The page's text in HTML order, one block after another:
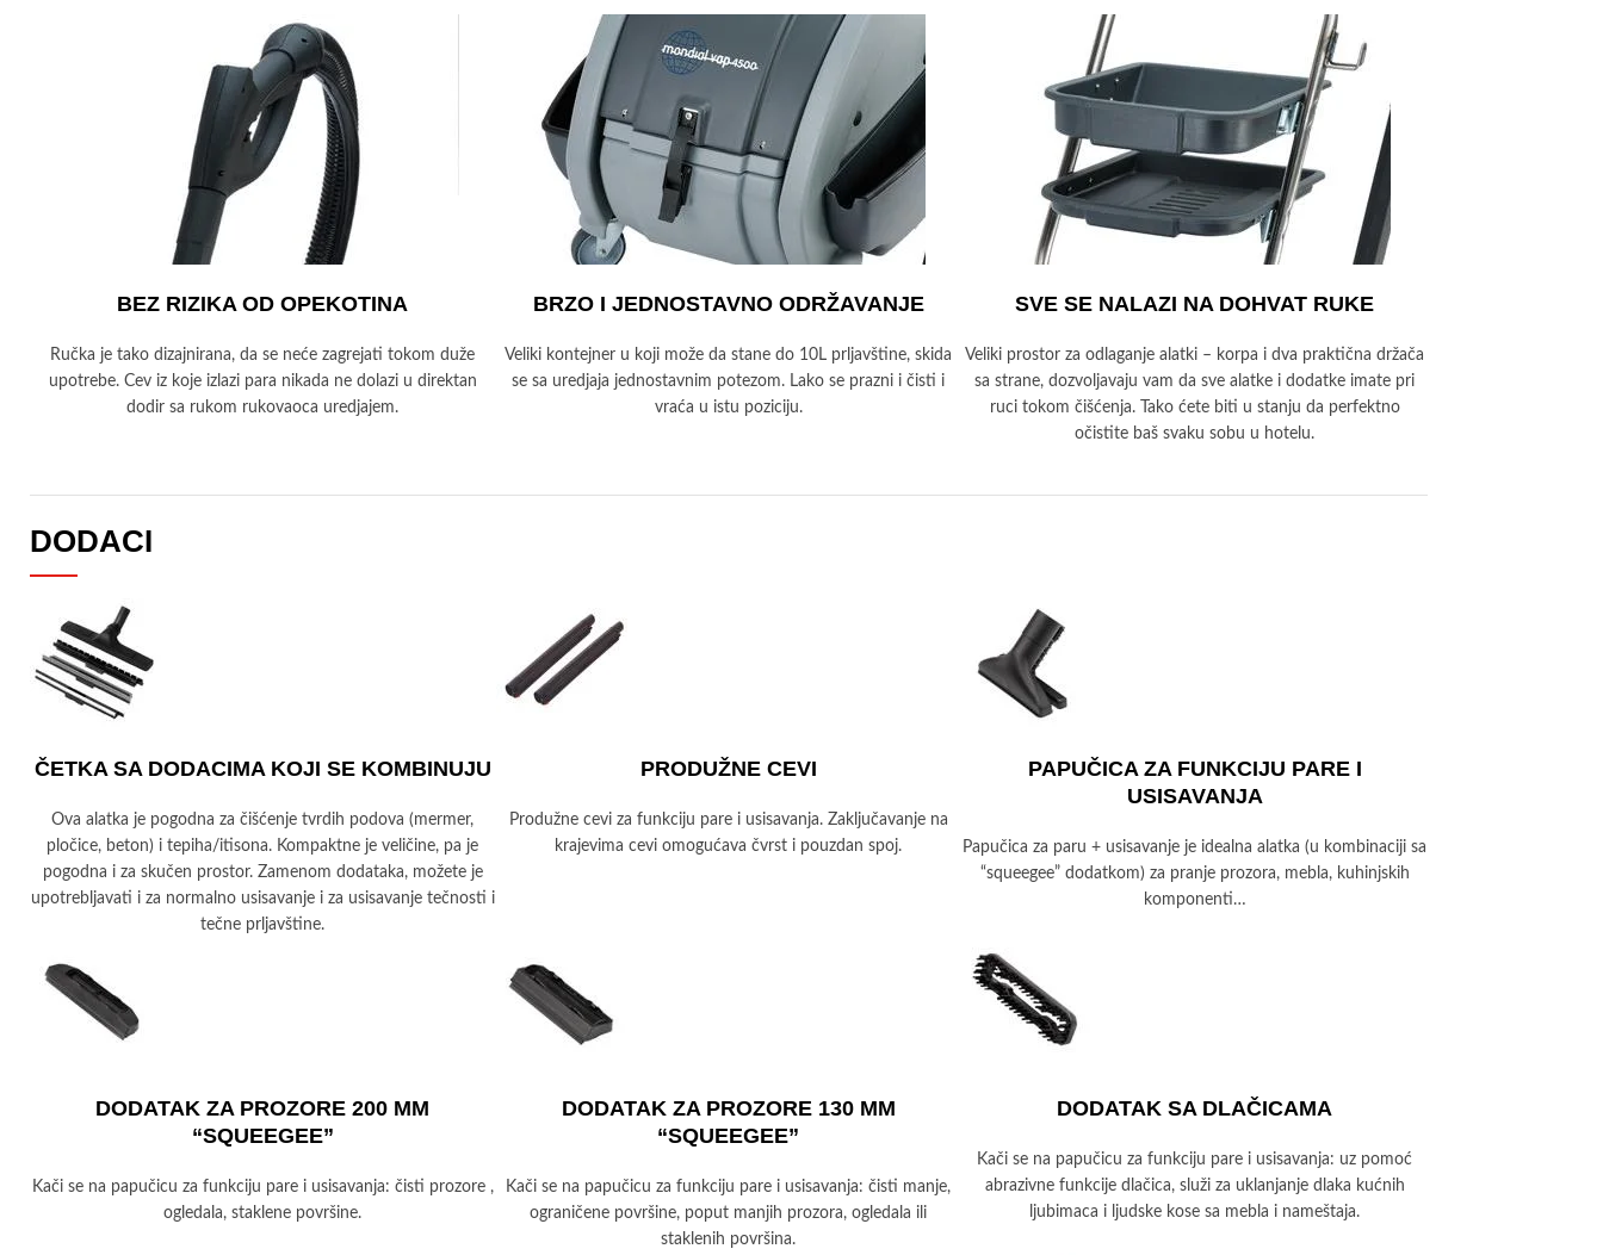
BEZ RIZIKA OD OPEKOTINA
Ručka je tako dizajnirana, da se neće zagrejati tokom duže
upotrebe. Cev iz koje izlazi para nikada ne dolazi u direktan
dodir sa rukom rukovaoca uredjajem.
BRZO I JEDNOSTAVNO ODRŽAVANJE
Veliki kontejner u koji može da stane do 10L prljavštine, skida
se sa uredjaja jednostavnim potezom. Lako se prazni i čisti i
vraća u istu poziciju.
SVE SE NALAZI NA DOHVAT RUKE
Veliki prostor za odlaganje alatki – korpa i dva praktična držača
sa strane, dozvoljavaju vam da sve alatke i dodatke imate pri
ruci tokom čišćenja. Tako ćete biti u stanju da perfektno
očistite baš svaku sobu u hotelu.
DODACI
ČETKA SA DODACIMA KOJI SE KOMBINUJU
Ova alatka je pogodna za čišćenje tvrdih podova (mermer,
pločice, beton) i tepiha/itisona. Kompaktne je veličine, pa je
pogodna i za skučen prostor. Zamenom dodataka, možete je
upotrebljavati i za normalno usisavanje i za usisavanje tečnosti i
tečne prljavštine.
PRODUŽNE CEVI
Produžne cevi za funkciju pare i usisavanja. Zaključavanje na
krajevima cevi omogućava čvrst i pouzdan spoj.
PAPUČICA ZA FUNKCIJU PARE I
USISAVANJA
Papučica za paru + usisavanje je idealna alatka (u kombinaciji sa
“squeegee” dodatkom) za pranje prozora, mebla, kuhinjskih
komponenti…
DODATAK ZA PROZORE 200 MM
“SQUEEGEE”
Kači se na papučicu za funkciju pare i usisavanja: čisti prozore ,
ogledala, staklene površine.
DODATAK ZA PROZORE 130 MM
“SQUEEGEE”
Kači se na papučicu za funkciju pare i usisavanja: čisti manje,
ograničene površine, poput manjih prozora, ogledala ili
staklenih površina.
DODATAK SA DLAČICAMA
Kači se na papučicu za funkciju pare i usisavanja: uz pomoć
abrazivne funkcije dlačica, služi za uklanjanje dlaka kućnih
ljubimaca i ljudske kose sa mebla i nameštaja.